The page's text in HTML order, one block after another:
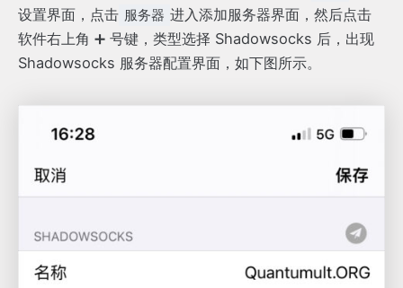
设置界面，点击 服务器 进入添加服务器界面，然后点击
软件右上角 ➕ 号键，类型选择 Shadowsocks 后，出现
Shadowsocks 服务器配置界面，如下图所示。